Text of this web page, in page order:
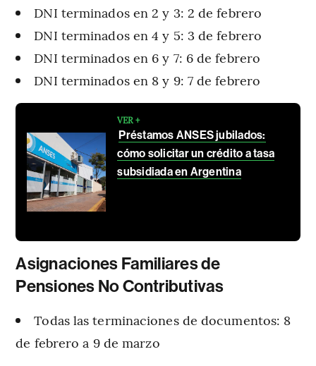
DNI terminados en 2 y 3: 2 de febrero
DNI terminados en 4 y 5: 3 de febrero
DNI terminados en 6 y 7: 6 de febrero
DNI terminados en 8 y 9: 7 de febrero
VER +
Préstamos ANSES jubilados:
cómo solicitar un crédito a tasa
subsidiada en Argentina
Asignaciones Familiares de
Pensiones No Contributivas
Todas las terminaciones de documentos: 8
de febrero a 9 de marzo